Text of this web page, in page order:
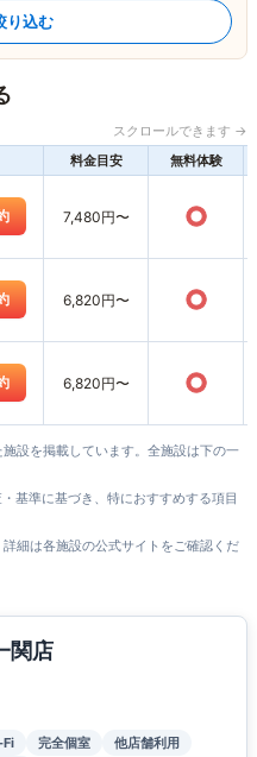
り込む
スクロールできます →
料金目安 無料体験
7,480円〜 ○
6,820円〜 ○
6,820円〜 ○
設を掲載しています。全施設は下の一
基準に基づき、特におすすめする項目
細は各施設の公式サイトをご確認くだ
関店
完全個室
他店舗利用